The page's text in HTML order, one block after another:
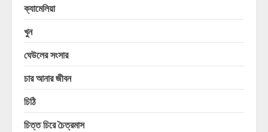
ক্যামেলিয়া
খুন
ঘেউলের সংসার
চার আনার জীবন
চিঠি
চিত্ত চিরে চৈত্রমাস